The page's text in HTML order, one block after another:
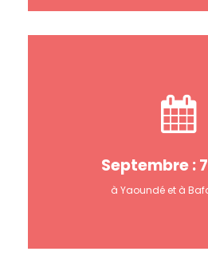
Septembre :
à Yaoundé et à